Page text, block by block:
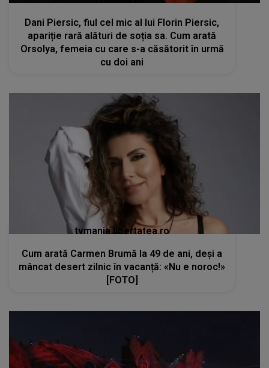
Dani Piersic, fiul cel mic al lui Florin Piersic,
apariție rară alături de soția sa. Cum arată
Orsolya, femeia cu care s-a căsătorit în urmă
cu doi ani
tvmania.libertatea.ro
Cum arată Carmen Brumă la 49 de ani, deși a
mâncat desert zilnic în vacanță: «Nu e noroc!»
[FOTO]